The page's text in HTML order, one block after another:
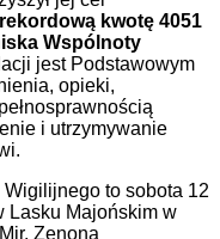
kwotę 4051
Wspólnoty
jest Podstawowym
opieki,
i utrzymywanie
to sobota 12
Lasku Majońskim w
Zenona